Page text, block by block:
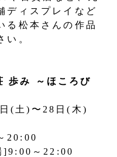
ディスプレイなど
る松本さんの作品
い。
歩み ～ほころび
(土)〜28日(木)
20:00
]9:00～22:00